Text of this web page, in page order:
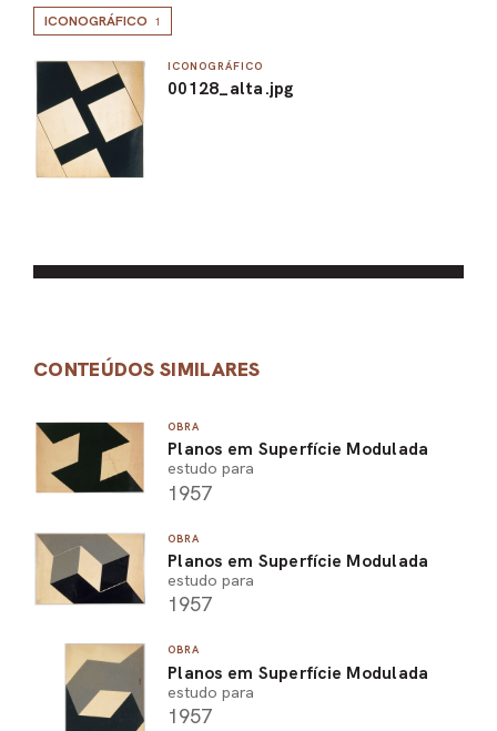
ICONOGRÁFICO 1
ICONOGRÁFICO
00128_alta.jpg
CONTEÚDOS SIMILARES
OBRA
Planos em Superfície Modulada
estudo para
1957
OBRA
Planos em Superfície Modulada
estudo para
1957
OBRA
Planos em Superfície Modulada
estudo para
1957